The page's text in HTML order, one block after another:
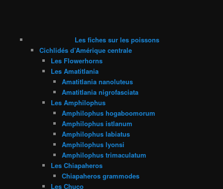
Les fiches sur les poissons
Cichlidés d’Amérique centrale
Les Flowerhorns
Les Amatitlania
Amatitlania nanoluteus
Amatitlania nigrofasciata
Les Amphilophus
Amphilophus hogaboomorum
Amphilophus istlanum
Amphilophus labiatus
Amphilophus lyonsi
Amphilophus trimaculatum
Les Chiapaheros
Chiapaheros grammodes
Les Chuco